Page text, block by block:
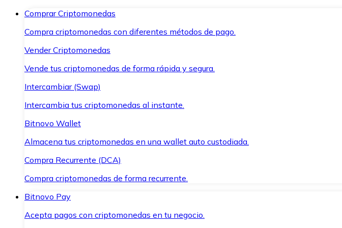
Comprar Criptomonedas
Compra criptomonedas con diferentes métodos de pago.
Vender Criptomonedas
Vende tus criptomonedas de forma rápida y segura.
Intercambiar (Swap)
Intercambia tus criptomonedas al instante.
Bitnovo Wallet
Almacena tus criptomonedas en una wallet auto custodiada.
Compra Recurrente (DCA)
Compra criptomonedas de forma recurrente.
Bitnovo Pay
Acepta pagos con criptomonedas en tu negocio.